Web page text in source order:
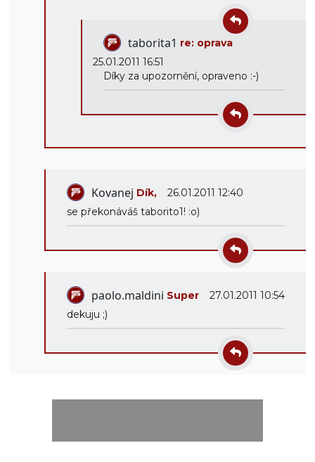
taborita1 re: oprava
25.01.2011 16:51
Díky za upozornění, opraveno :-)
Kovanej Dík,
26.01.2011 12:40
se překonáváš taborito1! :o)
paolo.maldini Super
27.01.2011 10:54
dekuju ;)